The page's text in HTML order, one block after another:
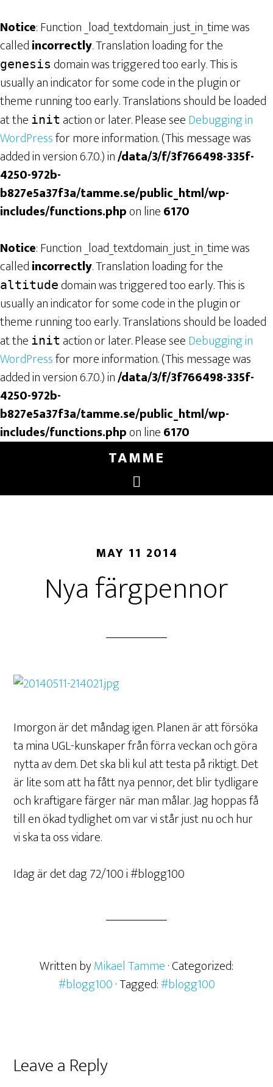
Notice: Function _load_textdomain_just_in_time was
calledincorrectly. Translation loading for the
genesis domain was triggered too early. This is
usually an indicator for some code in the plugin or
theme running too early. Translations should be loaded
at the init action or later. Please seeDebugging in
WordPressfor more information. (This message was
added in version 6.7.0.) in/data/3/f/3f766498-335f-
4250-972b-
b827e5a37f3a/tamme.se/public_html/wp-
includes/functions.phpon line6170
Notice: Function _load_textdomain_just_in_time was
calledincorrectly. Translation loading for the
altitude domain was triggered too early. This is
usually an indicator for some code in the plugin or
theme running too early. Translations should be loaded
at the init action or later. Please seeDebugging in
WordPressfor more information. (This message was
added in version 6.7.0.) in/data/3/f/3f766498-335f-
4250-972b-
b827e5a37f3a/tamme.se/public_html/wp-
includes/functions.phpon line6170
TAMME
MAY 11 2014
Nya färgpennor
Imorgon är det måndag igen. Planen är att försöka
ta mina UGL-kunskaper från förra veckan och göra
nytta av dem. Det ska bli kul att testa på riktigt. Det
är lite som att ha fått nya pennor, det blir tydligare
och kraftigare färger när man målar. Jag hoppas få
till en ökad tydlighet om var vi står just nu och hur
vi ska ta oss vidare.
Idag är det dag 72/100 i #blogg100
Written byMikael Tamme· Categorized:
#blogg100· Tagged:#blogg100
Leave a Reply